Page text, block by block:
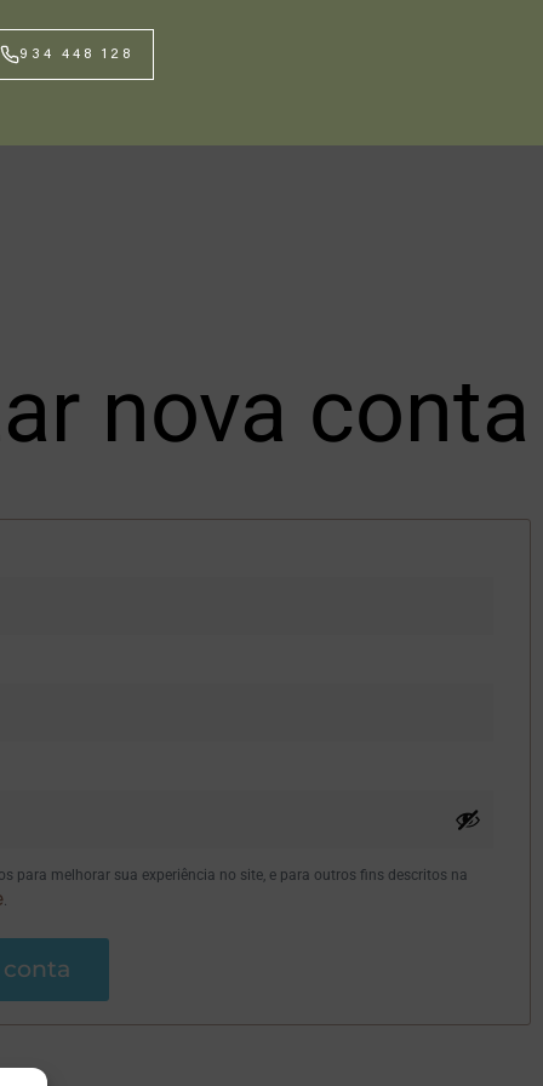
934 448 128
nova conta
para melhorar sua experiência no site, e para outros fins descritos na
.